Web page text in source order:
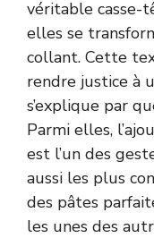
véritable casse-
elles se
collant. Cette
rendre justice à
s’explique par
Parmi elles,
est l’un des
aussi les plus
des pâtes
les unes des